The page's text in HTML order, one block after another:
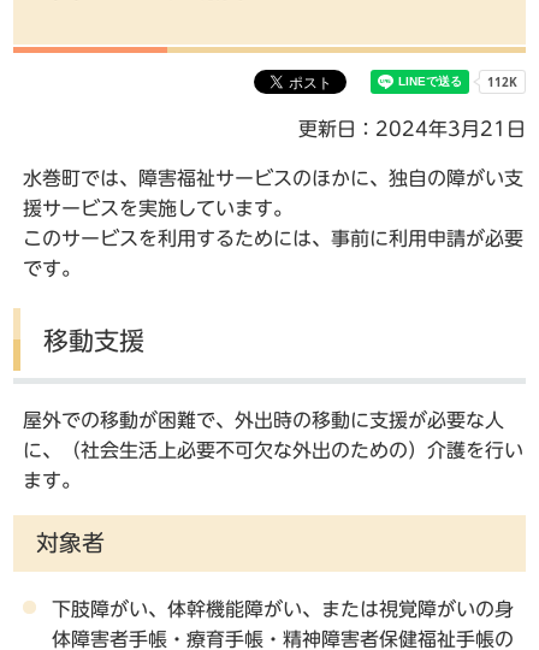
更新日：2024年3月21日
水巻町では、障害福祉サービスのほかに、独自の障がい支
援サービスを実施しています。
このサービスを利用するためには、事前に利用申請が必要
です。
移動支援
屋外での移動が困難で、外出時の移動に支援が必要な人
に、（社会生活上必要不可欠な外出のための）介護を行い
ます。
対象者
下肢障がい、体幹機能障がい、または視覚障がいの身
体障害者手帳・療育手帳・精神障害者保健福祉手帳の